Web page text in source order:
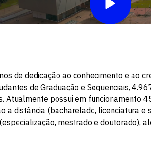
de dedicação ao conhecimento e ao
de Graduação e Sequenciais,
Atualmente possui em funcionamento
a distância (bacharelado, licenciatura e
mestrado e doutorado),